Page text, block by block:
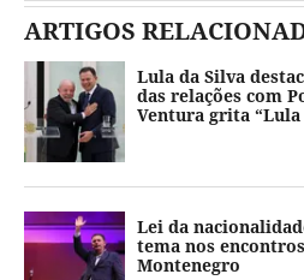
ARTIGOS
Lula da Silva
das relações com
Ventura grita “Lula
Lei da
tema nos
Montenegro